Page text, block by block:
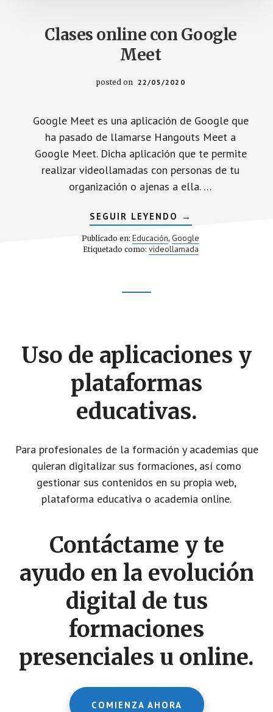
Clases online con Google
Meet
posted on 22/05/2020
Google Meet es una aplicación de Google que
ha pasado de llamarse Hangouts Meet a
Google Meet. Dicha aplicación que te permite
realizar videollamadas con personas de tu
organización o ajenas a ella. …
SEGUIR LEYENDO ACERCA
DE
CLASES
ONLINE
CON
→
Publicado en: Educación,Google
Etiquetado como: videollamada
Uso de aplicaciones y
plataformas
educativas.
Para profesionales de la formación y academias que
quieran digitalizar sus formaciones, así como
gestionar sus contenidos en su propia web,
plataforma educativa o academia online.
Contáctame y te
ayudo en la evolución
digital de tus
formaciones
presenciales u online.
COMIENZA AHORA